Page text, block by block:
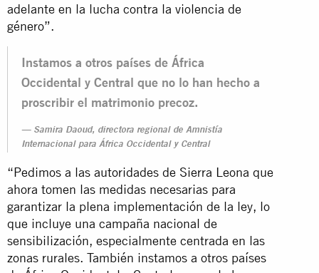
adelante en la lucha contra la violencia de
género”.
Instamos a otros países de África
Occidental y Central que no lo han hecho a
proscribir el matrimonio precoz.
Samira Daoud, directora regional de Amnistía
Internacional para África Occidental y Central
“Pedimos a las autoridades de Sierra Leona que
ahora tomen las medidas necesarias para
garantizar la plena implementación de la ley, lo
que incluye una campaña nacional de
sensibilización, especialmente centrada en las
zonas rurales. También instamos a otros países